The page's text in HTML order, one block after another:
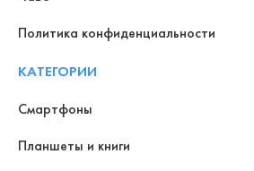
Политика конфиденциальности
КАТЕГОРИИ
Смартфоны
Планшеты и книги